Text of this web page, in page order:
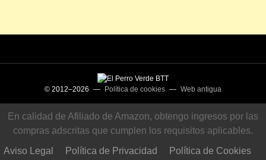
© 2012–2026 — Política de cookies — Web antigua
En calidad de Afiliado de Amazon, obtengo ingresos por las
compras adscritas que cumplen los requisitos aplicables.
Aviso Legal
Política de Privacidad
Política de Cookies